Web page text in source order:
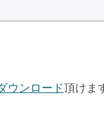
ウンロード頂けま